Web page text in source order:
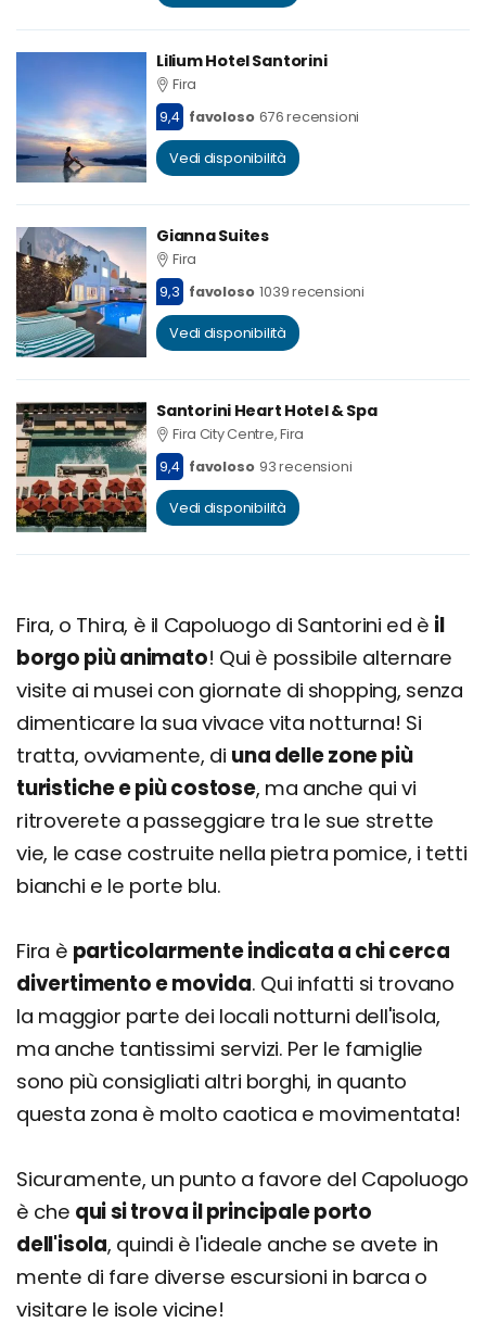
Lilium Hotel Santorini
Fira
9,4 favoloso 676 recensioni
Vedi disponibilità
Gianna Suites
Fira
9,3 favoloso 1039 recensioni
Vedi disponibilità
Santorini Heart Hotel & Spa
Fira City Centre, Fira
9,4 favoloso 93 recensioni
Vedi disponibilità
Fira, o Thira, è il Capoluogo di Santorini ed è il
borgo più animato! Qui è possibile alternare
visite ai musei con giornate di shopping, senza
dimenticare la sua vivace vita notturna! Si
tratta, ovviamente, di una delle zone più
turistiche e più costose, ma anche qui vi
ritroverete a passeggiare tra le sue strette
vie, le case costruite nella pietra pomice, i tetti
bianchi e le porte blu.
Fira è particolarmente indicata a chi cerca
divertimento e movida. Qui infatti si trovano
la maggior parte dei locali notturni dell'isola,
ma anche tantissimi servizi. Per le famiglie
sono più consigliati altri borghi, in quanto
questa zona è molto caotica e movimentata!
Sicuramente, un punto a favore del Capoluogo
è che qui si trova il principale porto
dell'isola, quindi è l'ideale anche se avete in
mente di fare diverse escursioni in barca o
visitare le isole vicine!